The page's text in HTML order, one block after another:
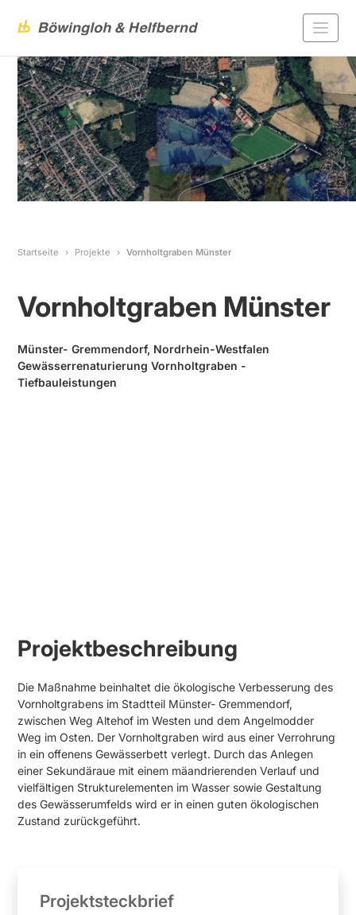
Startseite Projekte Vornholtgraben Münster
Vornholtgraben Münster
Münster- Gremmendorf, Nordrhein-Westfalen
Gewässerrenaturierung Vornholtgraben -
Tiefbauleistungen
Projektbeschreibung
Die Maßnahme beinhaltet die ökologische Verbesserung des
Vornholtgrabens im Stadtteil Münster- Gremmendorf,
zwischen Weg Altehof im Westen und dem Angelmodder
Weg im Osten. Der Vornholtgraben wird aus einer Verrohrung
in ein offenens Gewässerbett verlegt. Durch das Anlegen
einer Sekundäraue mit einem mäandrierenden Verlauf und
vielfältigen Strukturelementen im Wasser sowie Gestaltung
des Gewässerumfelds wird er in einen guten ökologischen
Zustand zurückgeführt.
Projektsteckbrief